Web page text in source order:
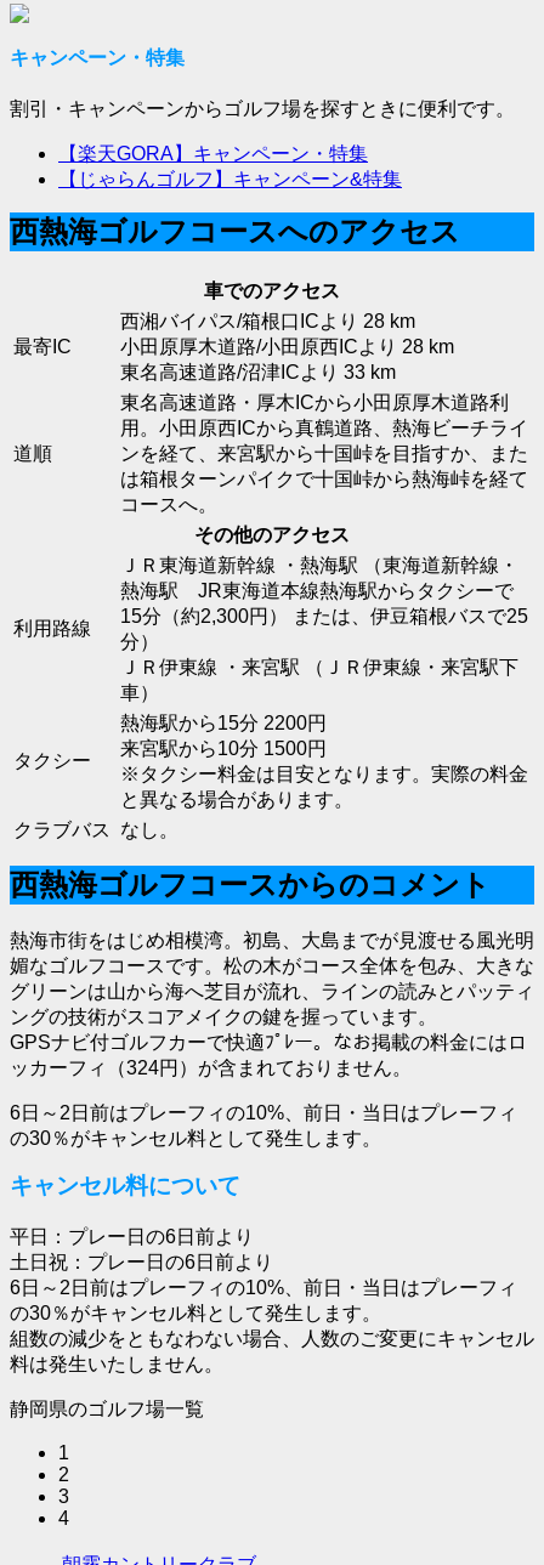
キャンペーン・特集
割引・キャンペーンからゴルフ場を探すときに便利です。
【楽天GORA】キャンペーン・特集
【じゃらんゴルフ】キャンペーン&特集
西熱海ゴルフコースへのアクセス
車でのアクセス
最寄IC
西湘バイパス/箱根口ICより 28 km
小田原厚木道路/小田原西ICより 28 km
東名高速道路/沼津ICより 33 km
道順
東名高速道路・厚木ICから小田原厚木道路利
用。小田原西ICから真鶴道路、熱海ビーチライ
ンを経て、来宮駅から十国峠を目指すか、また
は箱根ターンパイクで十国峠から熱海峠を経て
コースへ。
その他のアクセス
利用路線
ＪＲ東海道新幹線 ・熱海駅 （東海道新幹線・
熱海駅 JR東海道本線熱海駅からタクシーで
15分（約2,300円） または、伊豆箱根バスで25
分）
ＪＲ伊東線 ・来宮駅 （ＪＲ伊東線・来宮駅下
車）
タクシー
熱海駅から15分 2200円
来宮駅から10分 1500円
※タクシー料金は目安となります。実際の料金
と異なる場合があります。
クラブバス
なし。
西熱海ゴルフコースからのコメント
熱海市街をはじめ相模湾。初島、大島までが見渡せる風光明
媚なゴルフコースです。松の木がコース全体を包み、大きな
グリーンは山から海へ芝目が流れ、ラインの読みとパッティ
ングの技術がスコアメイクの鍵を握っています。
GPSナビ付ゴルフカーで快適ﾌﾟﾚー。なお掲載の料金にはロ
ッカーフィ（324円）が含まれておりません。
6日～2日前はプレーフィの10%、前日・当日はプレーフィ
の30％がキャンセル料として発生します。
キャンセル料について
平日：プレー日の6日前より
土日祝：プレー日の6日前より
6日～2日前はプレーフィの10%、前日・当日はプレーフィ
の30％がキャンセル料として発生します。
組数の減少をともなわない場合、人数のご変更にキャンセル
料は発生いたしません。
静岡県のゴルフ場一覧
1
2
3
4